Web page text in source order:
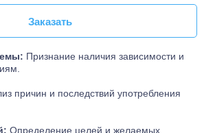
Заказать
Заказать
Признание наличия зависимости и
причин и последствий употребления
Определение целей и желаемых